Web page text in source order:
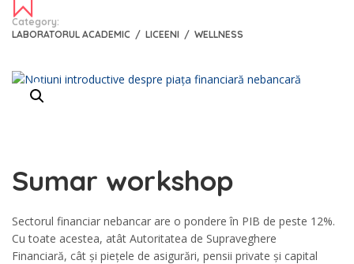
Category:
LABORATORUL ACADEMIC / LICEENI / WELLNESS
Sumar workshop
Sectorul financiar nebancar are o pondere în PIB de peste 12%.
Cu toate acestea, atât Autoritatea de Supraveghere
Financiară, cât și piețele de asigurări, pensii private și capital